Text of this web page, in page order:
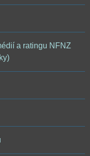
a ratingu NFNZ